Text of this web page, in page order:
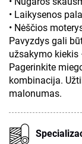
• Laikysenos
• Nėščios
Pavyzdys gali
užsakymo kiekis
Pagerinkite
kombinacija.
malonumas.